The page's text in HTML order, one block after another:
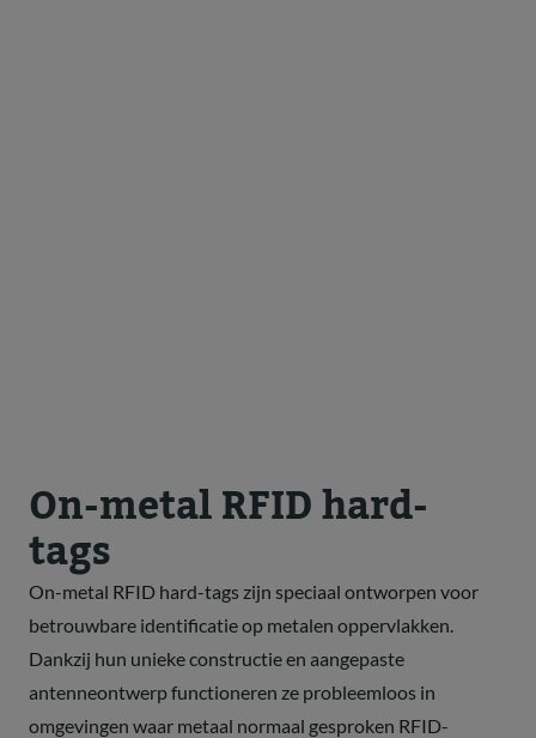
On-metal RFID hard-
tags
On-metal RFID hard-tags zijn speciaal ontworpen voor
betrouwbare identificatie op metalen oppervlakken.
Dankzij hun unieke constructie en aangepaste
antenneontwerp functioneren ze probleemloos in
omgevingen waar metaal normaal gesproken RFID-